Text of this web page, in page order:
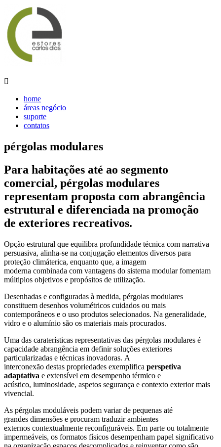

home
áreas negócio
suporte
contatos
pérgolas modulares
Para habitações até ao segmento
comercial, pérgolas modulares
representam proposta com abrangência
estrutural e diferenciada na promoção
de exteriores recreativos.
Opção estrutural que equilibra profundidade técnica com narrativa
persuasiva, alinha-se na conjugação elementos diversos para
proteção climáterica, enquanto que, a imagem
moderna combinada com vantagens do sistema modular fomentam
múltiplos objetivos e propósitos de utilização.
Desenhadas e configuradas à medida, pérgolas modulares
constituem desenhos volumétricos cuidados ou mais
contemporâneos e o uso produtos selecionados. Na generalidade,
vidro e o alumínio são os materiais mais procurados.
Uma das caraterísticas representativas das pérgolas modulares é
capacidade abrangência em definir soluções exteriores
particularizadas e técnicas inovadoras. A
interconexão destas propriedades exemplifica perspetiva
adaptativa e extensível em desempenho térmico e
acústico, luminosidade, aspetos segurança e contexto exterior mais
vivencial.
As pérgolas moduláveis podem variar de pequenas até
grandes dimensões e procuram traduzir ambientes
externos contextualmente reconfiguráveis. Em parte ou totalmente
impermeáveis, os formatos físicos desempenham papel significativo